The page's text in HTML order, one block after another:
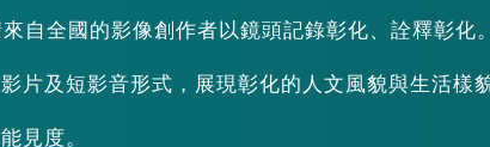
自全國的影像創作者以鏡頭記錄彰化、詮釋彰化
片及短影音形式，展現彰化的人文風貌與生活樣
見度。